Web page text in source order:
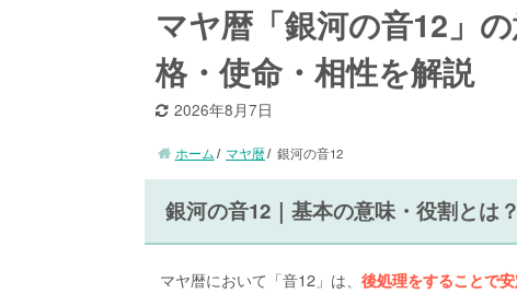
マヤ暦「銀河の音12」
格・使命・相性を解説
2026年8月7日
ホーム マヤ暦 銀河の音12
銀河の音12｜基本の意味・役割とは？
マヤ暦において「音12」は、後処理をすることで